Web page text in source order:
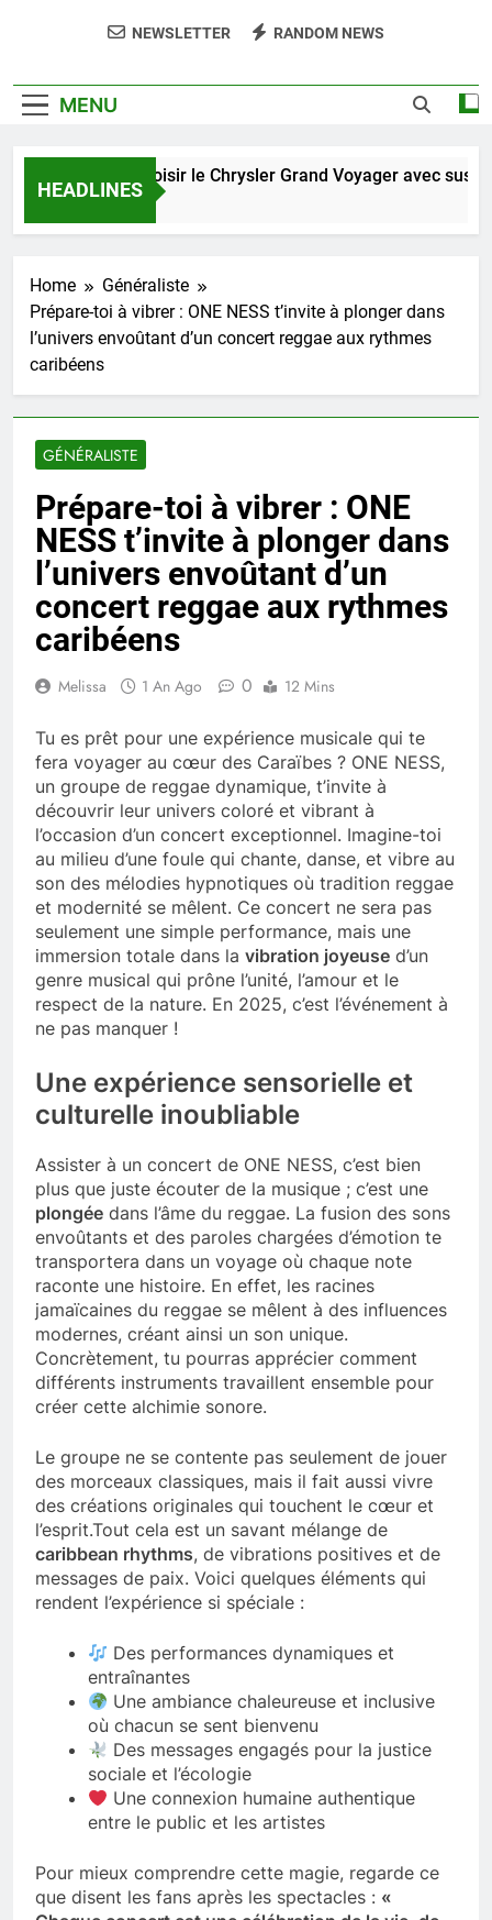
NEWSLETTER RANDOM NEWS
MENU
HEADLINES
Pourquoi choisir le Chrysler Grand Voyager avec
5 Jours Ago
Home
Généraliste
Prépare-toi à vibrer : ONE NESS t’invite à plonger dans
l’univers envoûtant d’un concert reggae aux rythmes
caribéens
GÉNÉRALISTE
Prépare-toi à vibrer : ONE
NESS t’invite à plonger dans
l’univers envoûtant d’un
concert reggae aux rythmes
caribéens
Melissa 1 An Ago 0 12 Mins
Tu es prêt pour une expérience musicale qui te
fera voyager au cœur des Caraïbes ? ONE NESS,
un groupe de reggae dynamique, t’invite à
découvrir leur univers coloré et vibrant à
l’occasion d’un concert exceptionnel. Imagine-toi
au milieu d’une foule qui chante, danse, et vibre au
son des mélodies hypnotiques où tradition reggae
et modernité se mêlent. Ce concert ne sera pas
seulement une simple performance, mais une
immersion totale dans la vibration joyeuse d’un
genre musical qui prône l’unité, l’amour et le
respect de la nature. En 2025, c’est l’événement à
ne pas manquer !
Une expérience sensorielle et
culturelle inoubliable
Assister à un concert de ONE NESS, c’est bien
plus que juste écouter de la musique ; c’est une
plongée dans l’âme du reggae. La fusion des sons
envoûtants et des paroles chargées d’émotion te
transportera dans un voyage où chaque note
raconte une histoire. En effet, les racines
jamaïcaines du reggae se mêlent à des influences
modernes, créant ainsi un son unique.
Concrètement, tu pourras apprécier comment
différents instruments travaillent ensemble pour
créer cette alchimie sonore.
Le groupe ne se contente pas seulement de jouer
des morceaux classiques, mais il fait aussi vivre
des créations originales qui touchent le cœur et
l’esprit.Tout cela est un savant mélange de
caribbean rhythms, de vibrations positives et de
messages de paix. Voici quelques éléments qui
rendent l’expérience si spéciale :
Des performances dynamiques et
entraînantes
Une ambiance chaleureuse et inclusive
où chacun se sent bienvenu
Des messages engagés pour la justice
sociale et l’écologie
Une connexion humaine authentique
entre le public et les artistes
Pour mieux comprendre cette magie, regarde ce
que disent les fans après les spectacles : «